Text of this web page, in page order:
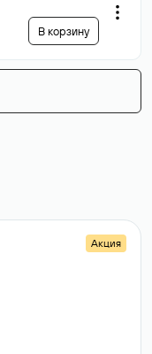
В корзину
Акция